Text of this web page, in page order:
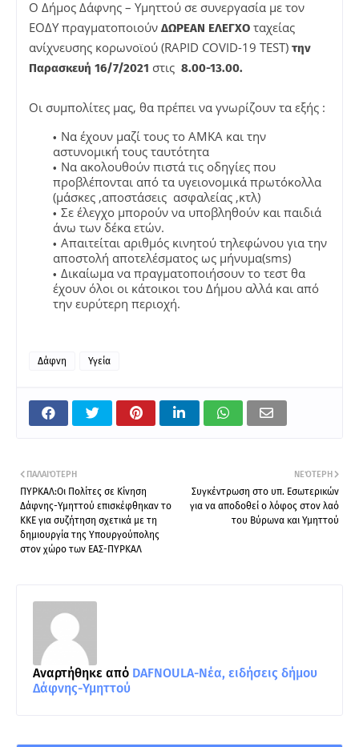
Ο Δήμος Δάφνης – Υμηττού σε συνεργασία με τον
ΕΟΔΥ πραγματοποιούν ΔΩΡΕΑΝ ΕΛΕΓΧΟ ταχείας
ανίχνευσης κορωνοϊού (RAPID COVID-19 TEST) την
Παρασκευή 16/7/2021 στις 8.00-13.00.
Οι συμπολίτες μας, θα πρέπει να γνωρίζουν τα εξής :
Να έχουν μαζί τους το ΑΜΚΑ και την
αστυνομική τους ταυτότητα
Να ακολουθούν πιστά τις οδηγίες που
προβλέπονται από τα υγειονομικά πρωτόκολλα
(μάσκες ,αποστάσεις ασφαλείας ,κτλ)
Σε έλεγχο μπορούν να υποβληθούν και παιδιά
άνω των δέκα ετών.
Απαιτείται αριθμός κινητού τηλεφώνου για την
αποστολή αποτελέσματος ως μήνυμα(sms)
Δικαίωμα να πραγματοποιήσουν το τεστ θα
έχουν όλοι οι κάτοικοι του Δήμου αλλά και από
την ευρύτερη περιοχή.
Δάφνη Υγεία
ΝΕΌΤΕΡΗ
Συγκέντρωση στο υπ. Εσωτερικών
για να αποδοθεί ο λόφος στον λαό
του Βύρωνα και Υμηττού
ΠΑΛΑΙΌΤΕΡΗ
ΠΥΡΚΑΛ:Οι Πολίτες σε Κίνηση
Δάφνης-Υμηττού επισκέφθηκαν το
ΚΚΕ για συζήτηση σχετικά με τη
δημιουργία της Υπουργούπολης
στον χώρο των ΕΑΣ-ΠΥΡΚΑΛ
Αναρτήθηκε από DAFNOULA-Νέα, ειδήσεις δήμου
Δάφνης-Υμηττού